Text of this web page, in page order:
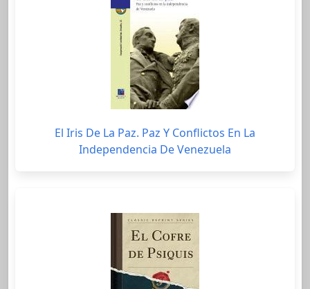
El Iris De La Paz. Paz Y Conflictos En La
Independencia De Venezuela